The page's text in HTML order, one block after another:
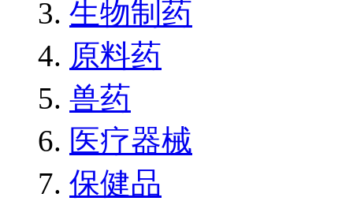
生物制药
原料药
兽药
医疗器械
保健品